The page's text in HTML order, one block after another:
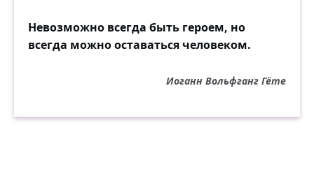
Невозможно всегда быть героем, но
всегда можно оставаться человеком.
Иоганн Вольфганг Гёте